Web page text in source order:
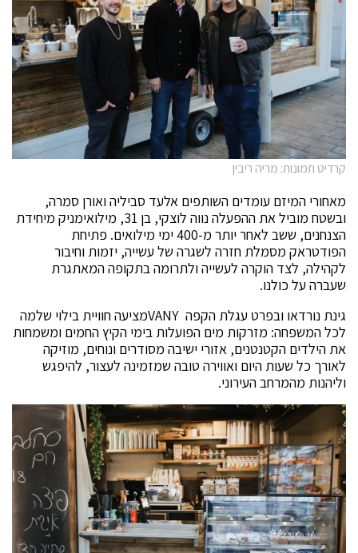
קרדיט תמונות: מריה ריבין
מאחורי המיזם עומדים השותפים אלעד סביליה ואורן סמרה,
ובשטח מוביל את ההפעלה נווה לוצקי, בן 31, מילואימניק מיחידת
הצנחנים, ששב לאחר יותר מ-400 ימי מילואים. פתיחת
הפודטראק מסמלת חזרה לשגרה של עשייה, יזמות וחיבור
לקהילה, לצד הוקרה לעשייה ולתרומה בתקופה המאתגרת
שעברה על כולנו.
גינת נורדאו ובפרט עגלת הקפה VANYמציעה חוויית בילוי שלמה
לכל המשפחה: מזרקות מים הפועלות בימי הקיץ החמים ומשמחות
את הילדים הקטנטנים, אזורי ישיבה מסודרים ונוחים, מוזיקה
לאורך כל שעות היום ואווירה טובה שמזמינה לעצור, להיפגש
וליהנות מהמרחב העירוני.